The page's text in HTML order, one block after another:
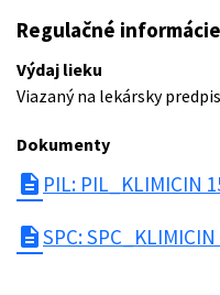
Regulačné informácie
Výdaj lieku
Viazaný na lekársky predpis
Dokumenty
description PIL: PIL_KLIMICIN
descriptionSPC: